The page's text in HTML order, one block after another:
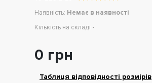
Наявність: Немає в наявності
Кількість на складі -
0 грн
Таблиця відповідності розмірів